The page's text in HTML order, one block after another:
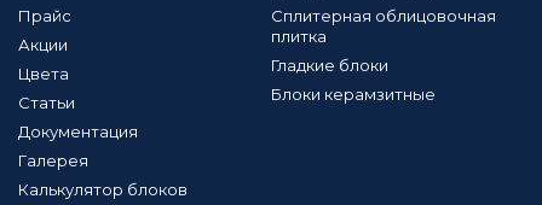
Прайс
Акции
Цвета
Статьи
Документация
Галерея
Калькулятор блоков
Сплитерная облицовочная
плитка
Гладкие блоки
Блоки керамзитные